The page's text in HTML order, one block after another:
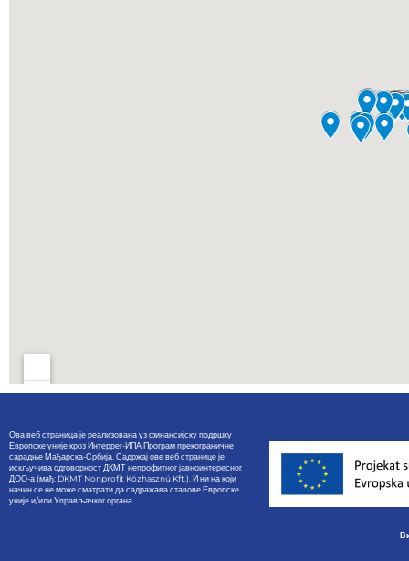
Ова веб страница је реализована уз финансијску подршку
Европске уније кроз Интеррег-ИПА Програм прекограничне
сарадње Мађарска-Србија. Садржај ове веб странице је
искључива одговорност ДКМТ непрофитног јавноинтересног
ДОО-а (мађ: DKMT Nonprofit Közhasznú Kft.). И ни на који
начин се не може сматрати да садражава ставове Европске
уније и/или Управљачког органа.